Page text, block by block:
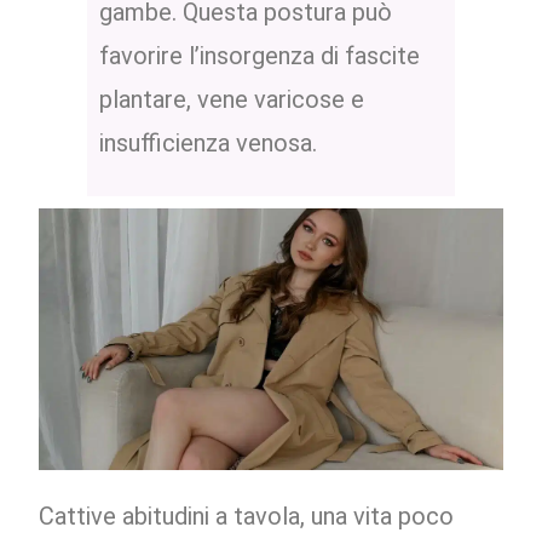
gambe. Questa postura può
favorire l’insorgenza di fascite
plantare, vene varicose e
insufficienza venosa.
Cattive abitudini a tavola, una vita poco